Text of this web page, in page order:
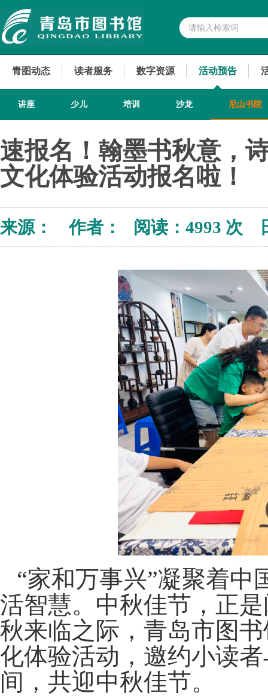
青图动态 读者服务 数字资源 活动预告
讲座 少儿 培训 沙龙 尼山书院
速报名！翰墨书秋意，
文化体验活动报名啦！
来源： 作者： 阅读： 4993 次
“家和万事兴”凝聚着
活智慧。中秋佳节，正
秋来临之际，青岛市图
化体验活动，邀约小读
间，共迎中秋佳节。